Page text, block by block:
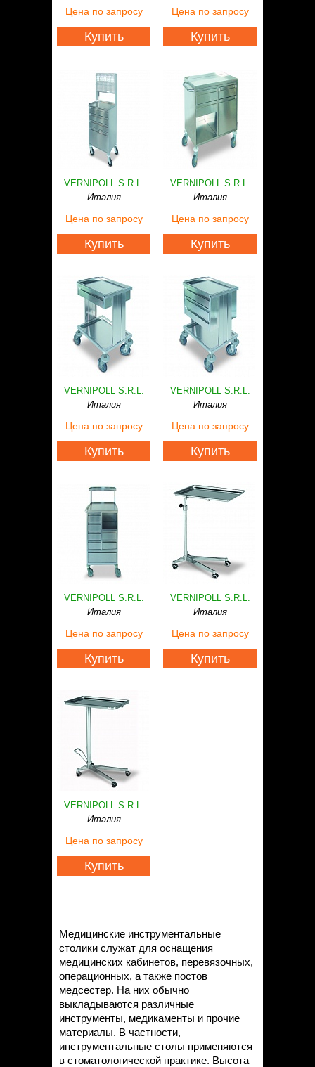
Контакты
Цена по запросу
Купить
Цена по запросу
Купить
VERNIPOLL S.R.L.
Италия
Цена по запросу
Купить
VERNIPOLL S.R.L.
Италия
Цена по запросу
Купить
VERNIPOLL S.R.L.
Италия
Цена по запросу
Купить
VERNIPOLL S.R.L.
Италия
Цена по запросу
Купить
VERNIPOLL S.R.L.
Италия
Цена по запросу
Купить
VERNIPOLL S.R.L.
Италия
Цена по запросу
Купить
VERNIPOLL S.R.L.
Италия
Цена по запросу
Купить
Медицинские инструментальные
столики служат для оснащения
медицинских кабинетов, перевязочных,
операционных, а также постов
медсестер. На них обычно
выкладываются различные
инструменты, медикаменты и прочие
материалы. В частности,
инструментальные столы применяются
в стоматологической практике. Высота